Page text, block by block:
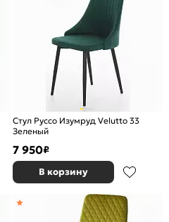
Стул Руссо Изумруд Velutto 33
Зеленый
7 950₽
В корзину